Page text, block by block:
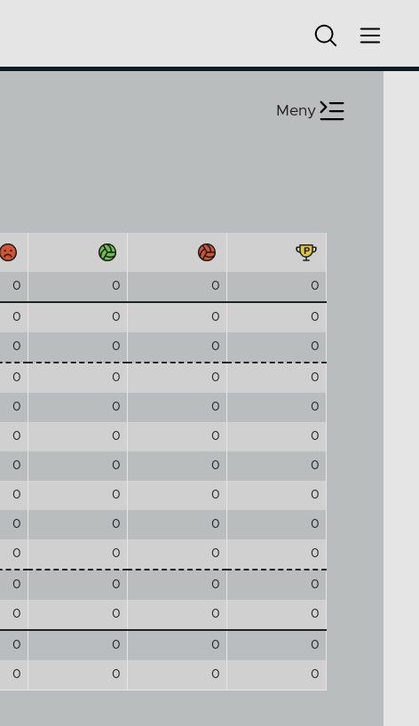
Meny
0 0 0 0
0 0 0 0
0 0 0 0
0 0 0 0
0 0 0 0
0 0 0 0
0 0 0 0
0 0 0 0
0 0 0 0
0 0 0 0
0 0 0 0
0 0 0 0
0 0 0 0
0 0 0 0